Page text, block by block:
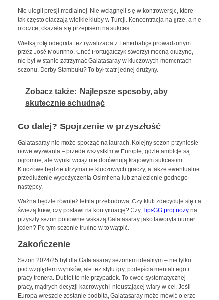
Nie ulegli presji medialnej. Nie wciągnęli się w kontrowersje, które
tak często otaczają wielkie kluby w Turcji. Koncentracja na grze, a nie
otoczce, okazała się przepisem na sukces.
Wielką rolę odegrała też rywalizacja z Fenerbahçe prowadzonym
przez José Mourinho. Choć Portugalczyk stworzył mocną drużynę,
nie był w stanie zatrzymać Galatasaray w kluczowych momentach
sezonu. Derby Stambułu? To był teatr jednej drużyny.
Zobacz także: Najlepsze sposoby, aby
skutecznie schudnąć
Co dalej? Spojrzenie w przyszłość
Galatasaray nie może spocząć na laurach. Kolejny sezon przyniesie
nowe wyzwania – przede wszystkim w Europie, gdzie ambicje są
ogromne, ale wyniki wciąż nie dorównują krajowym sukcesom.
Kluczowe będzie utrzymanie kluczowych graczy, a także ewentualne
przedłużenie wypożyczenia Osimhena lub znalezienie godnego
następcy.
Ważna będzie również letnia przebudowa. Czy klub zdecyduje się na
świeżą krew, czy postawi na kontynuację? Czy TipsGG prognozyna
przyszły sezon ponownie wskażą Galatasaray jako faworyta numer
jeden? Po tym sezonie trudno w to wątpić.
Zakończenie
Sezon 2024/25 był dla Galatasaray sezonem idealnym – nie tylko
pod względem wyników, ale też stylu gry, podejścia mentalnego i
pracy trenera. Dublet to nie przypadek. To owoc systematycznej
pracy, mądrych decyzji kadrowych i nieustającej wiary w cel. Jeśli
Europa wreszcie zostanie podbita, Galatasaray może mówić o erze